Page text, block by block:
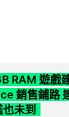
RAM 遊戲
銷售鋪路
未到